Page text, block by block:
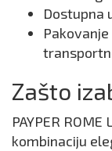
Dostupna
Zašto
PAYPER
kombinaciju